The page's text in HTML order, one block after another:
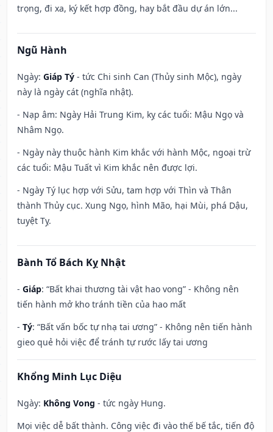
trọng, đi xa, ký kết hợp đồng, hay bắt đầu dự án lớn...
Ngũ Hành
Ngày: Giáp Tý - tức Chi sinh Can (Thủy sinh Mộc), ngày
này là ngày cát (nghĩa nhật).
- Nạp âm: Ngày Hải Trung Kim, kỵ các tuổi: Mậu Ngọ và
Nhâm Ngọ.
- Ngày này thuộc hành Kim khắc với hành Mộc, ngoại trừ
các tuổi: Mậu Tuất vì Kim khắc nên được lợi.
- Ngày Tý lục hợp với Sửu, tam hợp với Thìn và Thân
thành Thủy cục. Xung Ngọ, hình Mão, hại Mùi, phá Dậu,
tuyệt Tỵ.
Bành Tổ Bách Kỵ Nhật
- Giáp: “Bất khai thương tài vật hao vong” - Không nên
tiến hành mở kho tránh tiền của hao mất
- Tý: “Bất vấn bốc tự nhạ tai ương” - Không nên tiến hành
gieo quẻ hỏi việc để tránh tự rước lấy tai ương
Khổng Minh Lục Diệu
Ngày: Không Vong - tức ngày Hung.
Mọi việc dễ bất thành. Công việc đi vào thế bế tắc, tiến độ